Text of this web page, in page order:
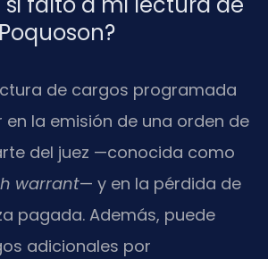
de cargos programada
en la emisión de una orden de
del juez —conocida como
warrant— y en la pérdida de
pagada. Además, puede
adicionales por